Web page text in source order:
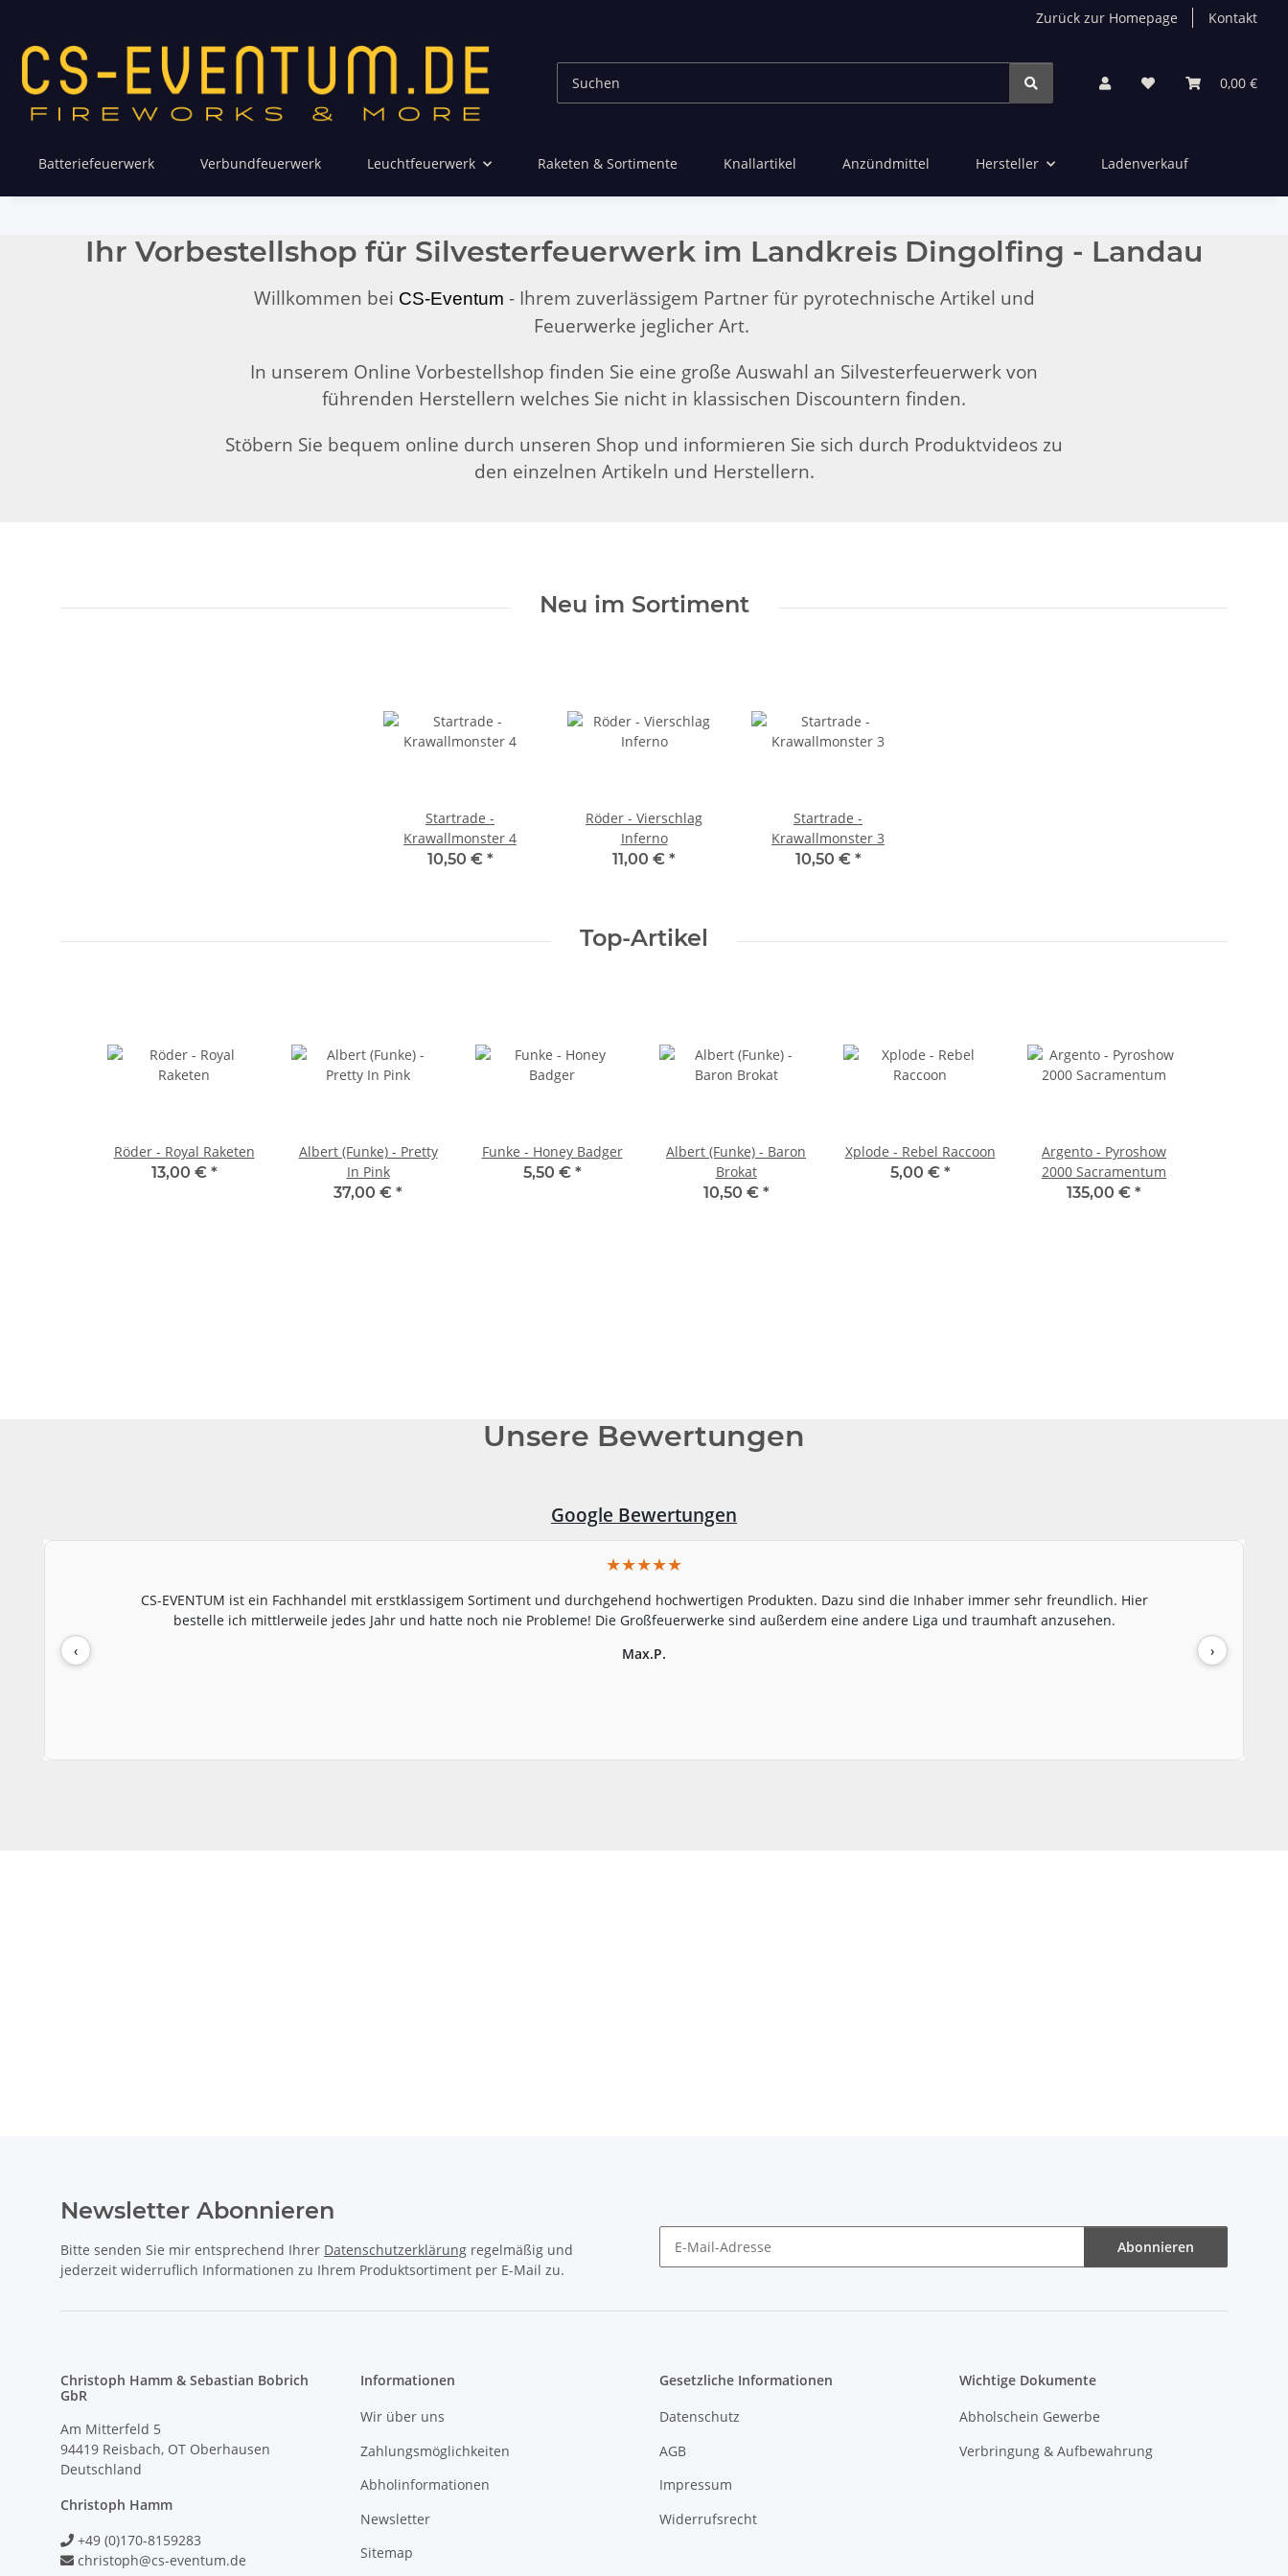
Zurück zur Homepage Kontakt
0,00 €
Batteriefeuerwerk Verbundfeuerwerk Leuchtfeuerwerk Raketen & Sortimente Knallartikel Anzündmittel Hersteller Ladenverkauf
Ihr Vorbestellshop für Silvesterfeuerwerk im Landkreis Dingolfing - Landau
Willkommen bei CS-Eventum - Ihrem zuverlässigem Partner für pyrotechnische Artikel und
Feuerwerke jeglicher Art.
In unserem Online Vorbestellshop finden Sie eine große Auswahl an Silvesterfeuerwerk von
führenden Herstellern welches Sie nicht in klassischen Discountern finden.
Stöbern Sie bequem online durch unseren Shop und informieren Sie sich durch Produktvideos zu
den einzelnen Artikeln und Herstellern.
Neu im Sortiment
Startrade -
Krawallmonster 4
10,50 € *
Röder - Vierschlag
Inferno
11,00 € *
Startrade -
Krawallmonster 3
10,50 € *
Top-Artikel
Röder - Royal Raketen
13,00 € *
Albert (Funke) - Pretty
In Pink
37,00 € *
Funke - Honey Badger
5,50 € *
Albert (Funke) - Baron
Brokat
10,50 € *
Xplode - Rebel Raccoon
5,00 € *
Argento - Pyroshow
2000 Sacramentum
135,00 € *
Unsere Bewertungen
Google Bewertungen
★★★★★
CS-EVENTUM ist ein Fachhandel mit erstklassigem Sortiment und durchgehend hochwertigen Produkten. Dazu sind die Inhaber immer sehr freundlich. Hier
bestelle ich mittlerweile jedes Jahr und hatte noch nie Probleme! Die Großfeuerwerke sind außerdem eine andere Liga und traumhaft anzusehen.
Max.P.
‹ ›
Newsletter Abonnieren
Bitte senden Sie mir entsprechend Ihrer Datenschutzerklärung regelmäßig und
jederzeit widerruflich Informationen zu Ihrem Produktsortiment per E-Mail zu.
Abonnieren
Christoph Hamm & Sebastian Bobrich
GbR
Am Mitterfeld 5
94419 Reisbach, OT Oberhausen
Deutschland
Christoph Hamm
+49 (0)170-8159283
christoph@cs-eventum.de
Informationen
Wir über uns
Zahlungsmöglichkeiten
Abholinformationen
Newsletter
Sitemap
Gesetzliche Informationen
Datenschutz
AGB
Impressum
Widerrufsrecht
Wichtige Dokumente
Abholschein Gewerbe
Verbringung & Aufbewahrung